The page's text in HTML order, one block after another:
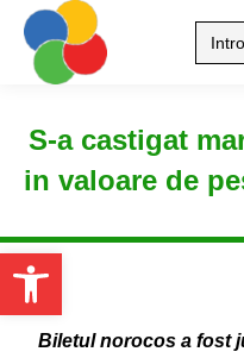
Open toolbar
S-a castigat
in valoare de
Biletul norocos a fost